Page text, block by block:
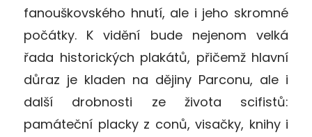
fanouškovského hnutí, ale i jeho skromné
počátky. K vidění bude nejenom velká
řada historických plakátů, přičemž hlavní
důraz je kladen na dějiny Parconu, ale i
další drobnosti ze života scifistů:
památeční placky z conů, visačky, knihy i